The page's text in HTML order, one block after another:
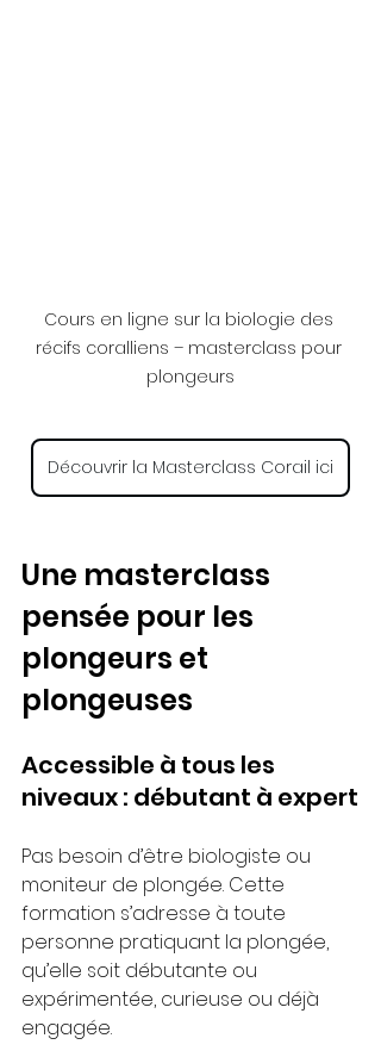
Cours en ligne sur la biologie des
récifs coralliens – masterclass pour
plongeurs
Découvrir la Masterclass Corail ici
Une masterclass
pensée pour les
plongeurs et
plongeuses
Accessible à tous les
niveaux : débutant à expert
Pas besoin d’être biologiste ou
moniteur de plongée. Cette
formation s’adresse à toute
personne pratiquant la plongée,
qu’elle soit débutante ou
expérimentée, curieuse ou déjà
engagée.